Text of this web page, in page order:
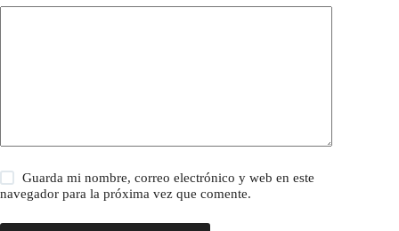
Guarda mi nombre, correo electrónico y web en este
navegador para la próxima vez que comente.